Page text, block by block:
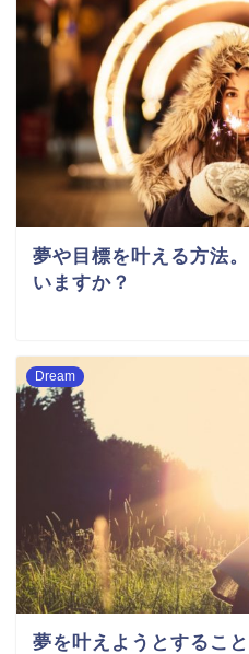
夢や目標を叶える方法
いますか？
Dream
夢を叶えようとするこ